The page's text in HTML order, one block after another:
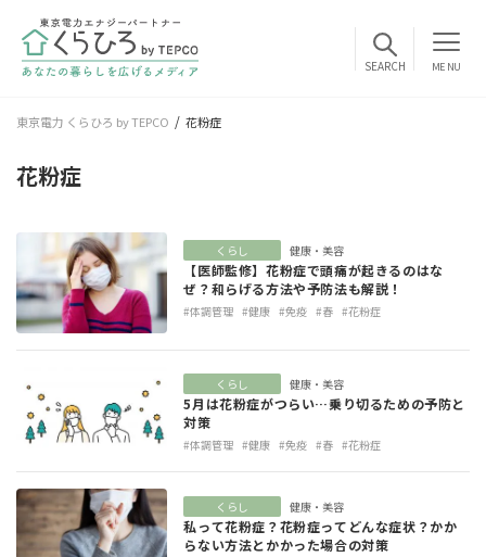
MENU
東京電力 くらひろ by TEPCO 花粉症
花粉症
くらし 健康・美容
【医師監修】花粉症で頭痛が起きるのはな
ぜ？和らげる方法や予防法も解説！
#体調管理 #健康 #免疫 #春 #花粉症
くらし 健康・美容
5月は花粉症がつらい…乗り切るための予防と
対策
#体調管理 #健康 #免疫 #春 #花粉症
くらし 健康・美容
私って花粉症？花粉症ってどんな症状？かか
らない方法とかかった場合の対策